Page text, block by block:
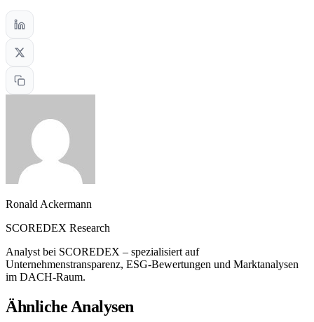
Ronald Ackermann
SCOREDEX Research
Analyst bei SCOREDEX – spezialisiert auf
Unternehmenstransparenz, ESG-Bewertungen und Marktanalysen
im DACH-Raum.
Ähnliche Analysen